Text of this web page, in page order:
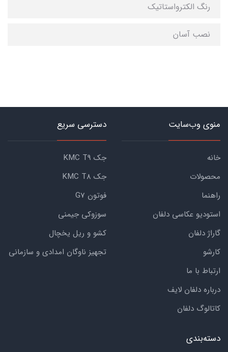
رنگ الکترواستاتیک
نصب آسان
منوی وب‌سایت
خانه
محصولات
راهنما
استودیو عکاسی دلفان
گاراژ دلفان
کارشو
ارتباط با ما
درباره دلفان لایف
کاتالوگ دلفان
دسترسی سریع
جک KMC T9
جک KMC T8
فوتون G7
سوزوکی جیمنی
کشو و ریل یخچال
تجهیز ناوگان امدادی و سازمانی
دسته‌بندی